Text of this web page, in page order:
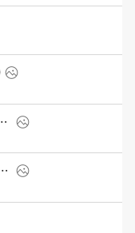
Maybach (2027)
Concept (2026)